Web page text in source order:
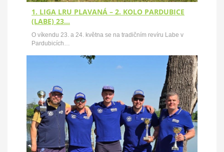
1. LIGA LRU PLAVANÁ – 2. KOLO PARDUBICE
(LABE) 23…
O víkendu 23. a 24. května se na tradičním revíru Labe v
Pardubicích…